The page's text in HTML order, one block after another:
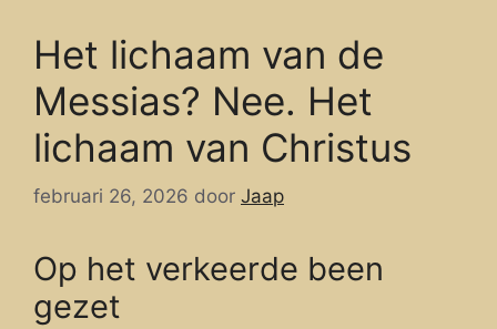
Het lichaam van de
Messias? Nee. Het
lichaam van Christus
februari 26, 2026 door Jaap
Op het verkeerde been
gezet